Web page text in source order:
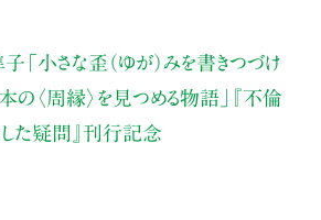
子 「小さな歪（ゆが）みを書きつづけ
の〈周縁〉を見つめる物語」
『不倫
した疑問』刊行記念